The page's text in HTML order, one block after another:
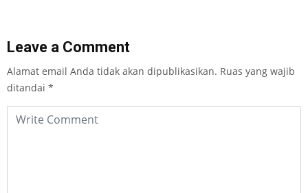
Leave a Comment
Alamat email Anda tidak akan dipublikasikan. Ruas yang wajib
ditandai *